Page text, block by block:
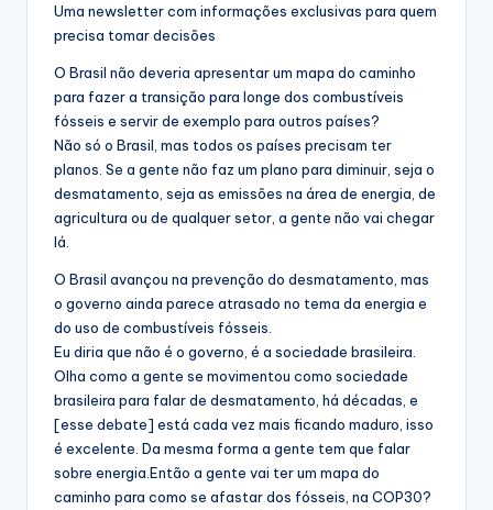
Uma newsletter com informações exclusivas para quem
precisa tomar decisões
O Brasil não deveria apresentar um mapa do caminho
para fazer a transição para longe dos combustíveis
fósseis e servir de exemplo para outros países?
Não só o Brasil, mas todos os países precisam ter
planos. Se a gente não faz um plano para diminuir, seja o
desmatamento, seja as emissões na área de energia, de
agricultura ou de qualquer setor, a gente não vai chegar
lá.
O Brasil avançou na prevenção do desmatamento, mas
o governo ainda parece atrasado no tema da energia e
do uso de combustíveis fósseis.
Eu diria que não é o governo, é a sociedade brasileira.
Olha como a gente se movimentou como sociedade
brasileira para falar de desmatamento, há décadas, e
[esse debate] está cada vez mais ficando maduro, isso
é excelente. Da mesma forma a gente tem que falar
sobre energia.Então a gente vai ter um mapa do
caminho para como se afastar dos fósseis, na COP30?